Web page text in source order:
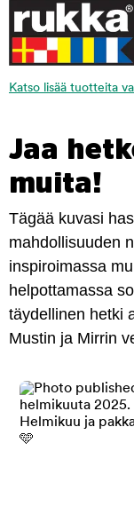
Katso lisää tuotteita
Jaa
muita!
Tägää kuvasi
mahdollisuuden
inspiroimassa
helpottamassa
täydellinen hetki
Mustin ja Mirrin